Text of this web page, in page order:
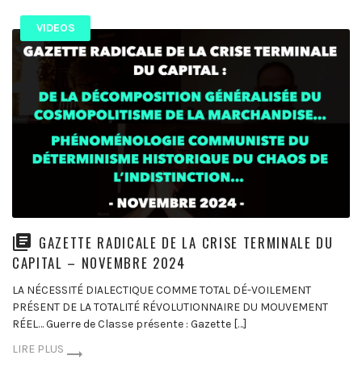
VIDEOS
GAZETTE RADICALE DE LA CRISE TERMINALE DU
CAPITAL – NOVEMBRE 2024
LA NÉCESSITÉ DIALECTIQUE COMME TOTAL DÉ-VOILEMENT
PRÉSENT DE LA TOTALITÉ RÉVOLUTIONNAIRE DU MOUVEMENT
RÉEL… Guerre de Classe présente : Gazette […]
LIRE PLUS